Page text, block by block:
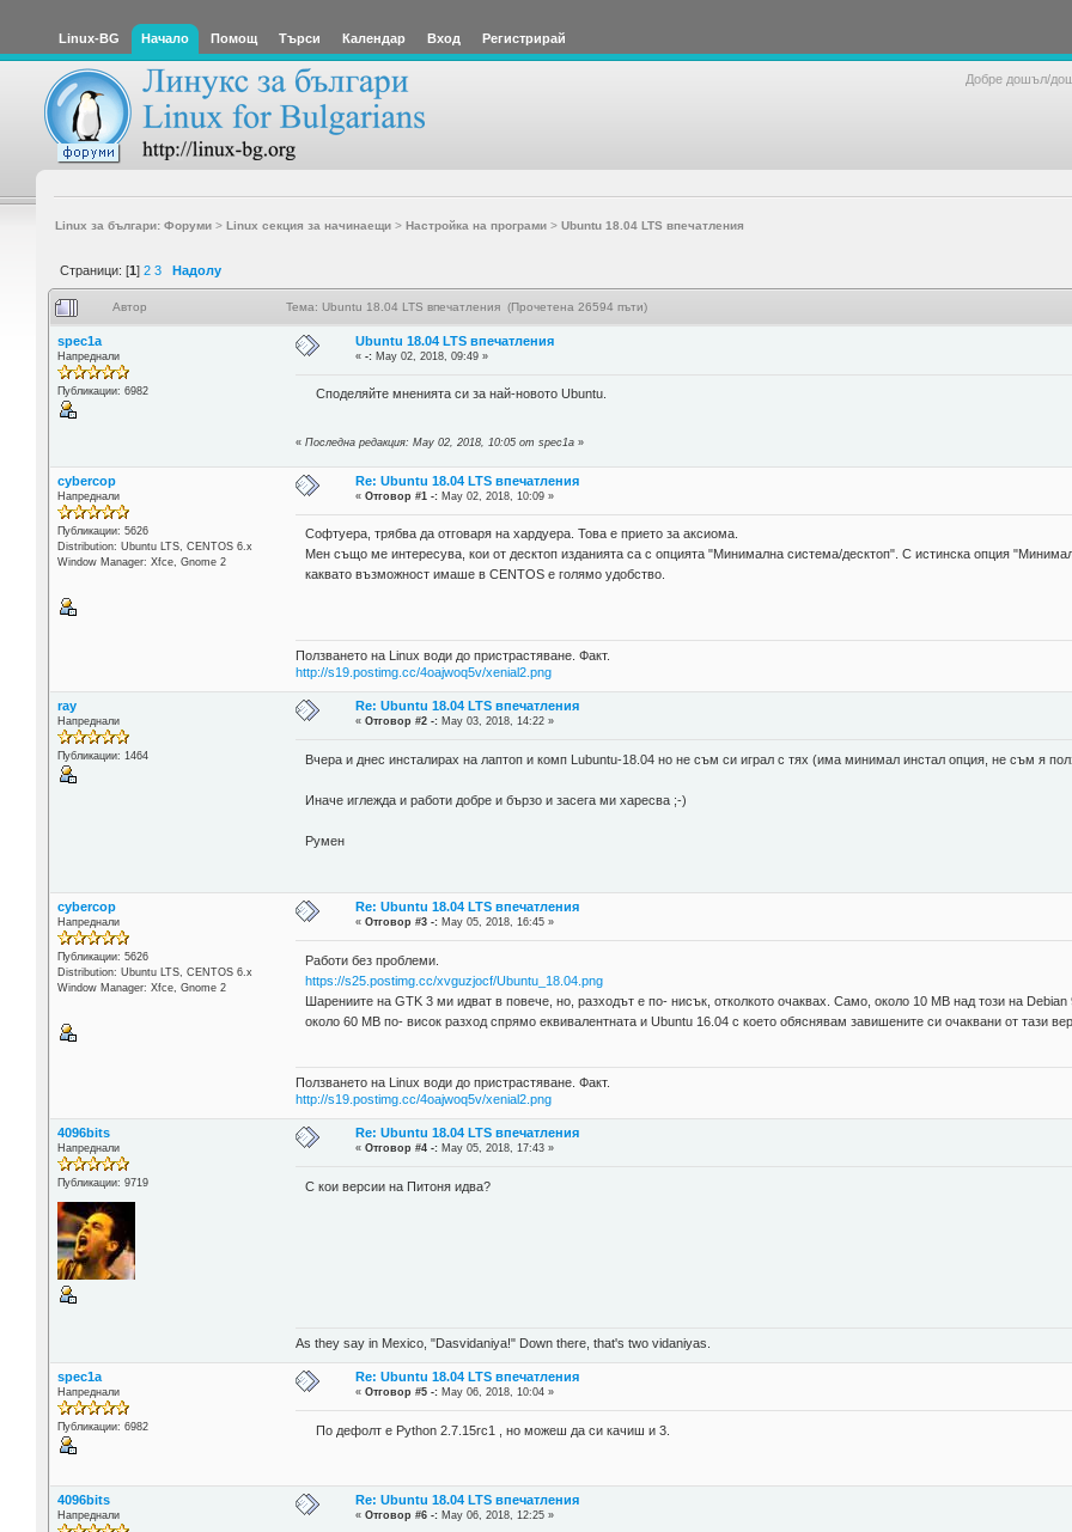
Linux-BG Начало Помощ Търси Календар Вход Регистрирай
Добре дошъл/
Linux за българи: Форуми> Linux секция за начинаещи> Настройка на програми> Ubuntu 18.04 LTS впечатления
Страници: [1] 2 3 Надолу
Автор Тема: Ubuntu 18.04 LTS впечатления (Прочетена 26594 пъти)
spec1a
Напреднали
Публикации: 6982
Ubuntu 18.04 LTS впечатления
«-: May 02, 2018, 09:49 »
Споделяйте мненията си за най-новото Ubuntu.
«Последна редакция: May 02, 2018, 10:05 от spec1a »
cybercop
Напреднали
Публикации: 5626
Distribution: Ubuntu LTS, CENTOS 6.x
Window Manager: Xfce, Gnome 2
Re: Ubuntu 18.04 LTS впечатления
«Отговор #1 -: May 02, 2018, 10:09 »
Софтуера, трябва да отговаря на хардуера. Това е прието за аксиома.
Мен също ме интересува, кои от десктоп изданията са с опцията "Минимална система/десктоп". С истинска опция
каквато възможност имаше в CENTOS е голямо удобство.
Ползването на Linux води до пристрастяване. Факт.
http://s19.postimg.cc/4oajwoq5v/xenial2.png
ray
Напреднали
Публикации: 1464
Re: Ubuntu 18.04 LTS впечатления
«Отговор #2 -: May 03, 2018, 14:22 »
Вчера и днес инсталирах на лаптоп и комп Lubuntu-18.04 но не съм си играл с тях (има минимал инстал опция, не съм я
Иначе иглежда и работи добре и бързо и засега ми харесва ;-)
Румен
cybercop
Напреднали
Публикации: 5626
Distribution: Ubuntu LTS, CENTOS 6.x
Window Manager: Xfce, Gnome 2
Re: Ubuntu 18.04 LTS впечатления
«Отговор #3 -: May 05, 2018, 16:45 »
Работи без проблеми.
https://s25.postimg.cc/xvguzjocf/Ubuntu_18.04.png
Шарениите на GTK 3 ми идват в повече, но, разходът е по- нисък, отколкото очаквах. Само, около 10 MB над този на
около 60 MB по- висок разход спрямо еквивалентната и Ubuntu 16.04 с което обяснявам завишените си очаквани от тази
Ползването на Linux води до пристрастяване. Факт.
http://s19.postimg.cc/4oajwoq5v/xenial2.png
4096bits
Напреднали
Публикации: 9719
Re: Ubuntu 18.04 LTS впечатления
«Отговор #4 -: May 05, 2018, 17:43 »
С кои версии на Питоня идва?
As they say in Mexico, "Dasvidaniya!" Down there, that's two vidaniyas.
spec1a
Напреднали
Публикации: 6982
Re: Ubuntu 18.04 LTS впечатления
«Отговор #5 -: May 06, 2018, 10:04 »
По дефолт е Python 2.7.15rc1 , но можеш да си качиш и 3.
4096bits
Напреднали
Re: Ubuntu 18.04 LTS впечатления
«Отговор #6 -: May 06, 2018, 12:25 »